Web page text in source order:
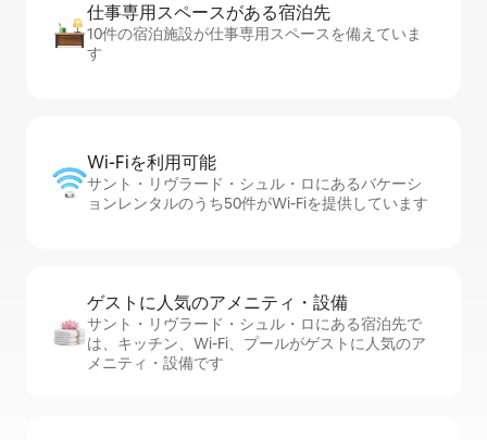
仕事専用ス⁠ペ⁠ー⁠スがあ⁠る宿⁠泊⁠先
10件の宿泊施設が仕事専用スペースを備えていま
す
Wi-Fiを利⁠用⁠可⁠能
サント・リヴラード・シュル・ロにあるバケーシ
ョンレンタルのうち50件がWi-Fiを提供しています
ゲストに人⁠気⁠のア⁠メ⁠ニ⁠テ⁠ィ・設⁠備
サント・リヴラード・シュル・ロにある宿泊先で
は、キッチン、Wi-Fi、プールがゲストに人気のア
メニティ・設備です